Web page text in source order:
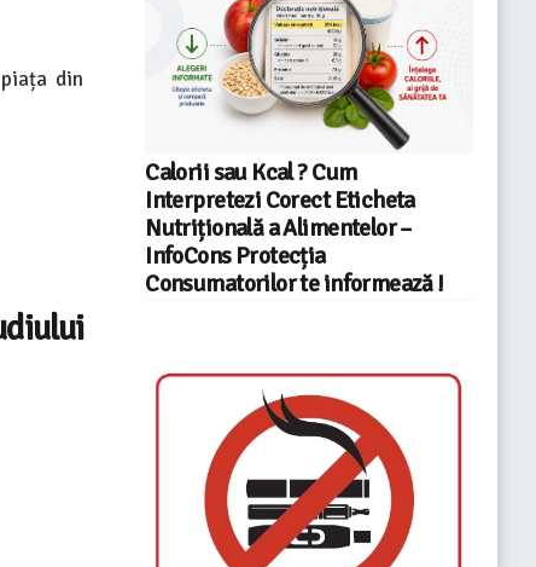
din
Calorii sau Kcal ? Cum
Interpretezi Corect Eticheta
Nutrițională a Alimentelor –
InfoCons Protecția
Consumatorilor te informează !